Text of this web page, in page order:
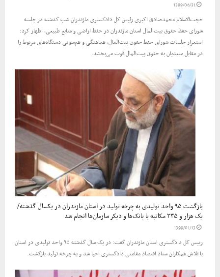
1399/06/31
حجت‌الاسلام محمدصادق اکبری رئیس کل دادگستری مازندران شب گذشته در جلسه
شورای حفظ حقوق بیت‌المال استان مازندران در حفظ اراضی و منابع طبیعی، اظهار کرد:
استمرار جلسات شورای حفظ حقوق بیت‌المال، هماهنگی و هم‌سویی دستگاه‌های مربوط را
در مقابل متعدیان به حقوق بیت‌المال قوت می‌بخشد.
بازگشت ۹۵ واحد تولیدی به چرخه تولید در استان مازندران در یکسال گذشته/
یک هزار و ۳۳۵ مکاتبه با بانک‌ها و دیکر سازمان‌ها انجام شد
1399/01/13
رییس کل دادگستری استان مازندران گفت: در یک سال گذشته ۹۵ واحد تولیدی در استان
با تلاش همکاران ستاد اقتصاد مقامتی دادگستری احیا شد و به چرخه تولید بازگشت.